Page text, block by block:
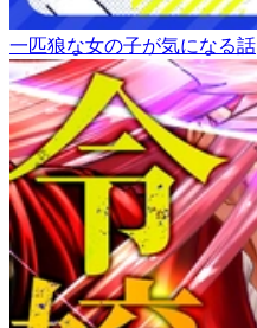
一匹狼な女の子が気になる話